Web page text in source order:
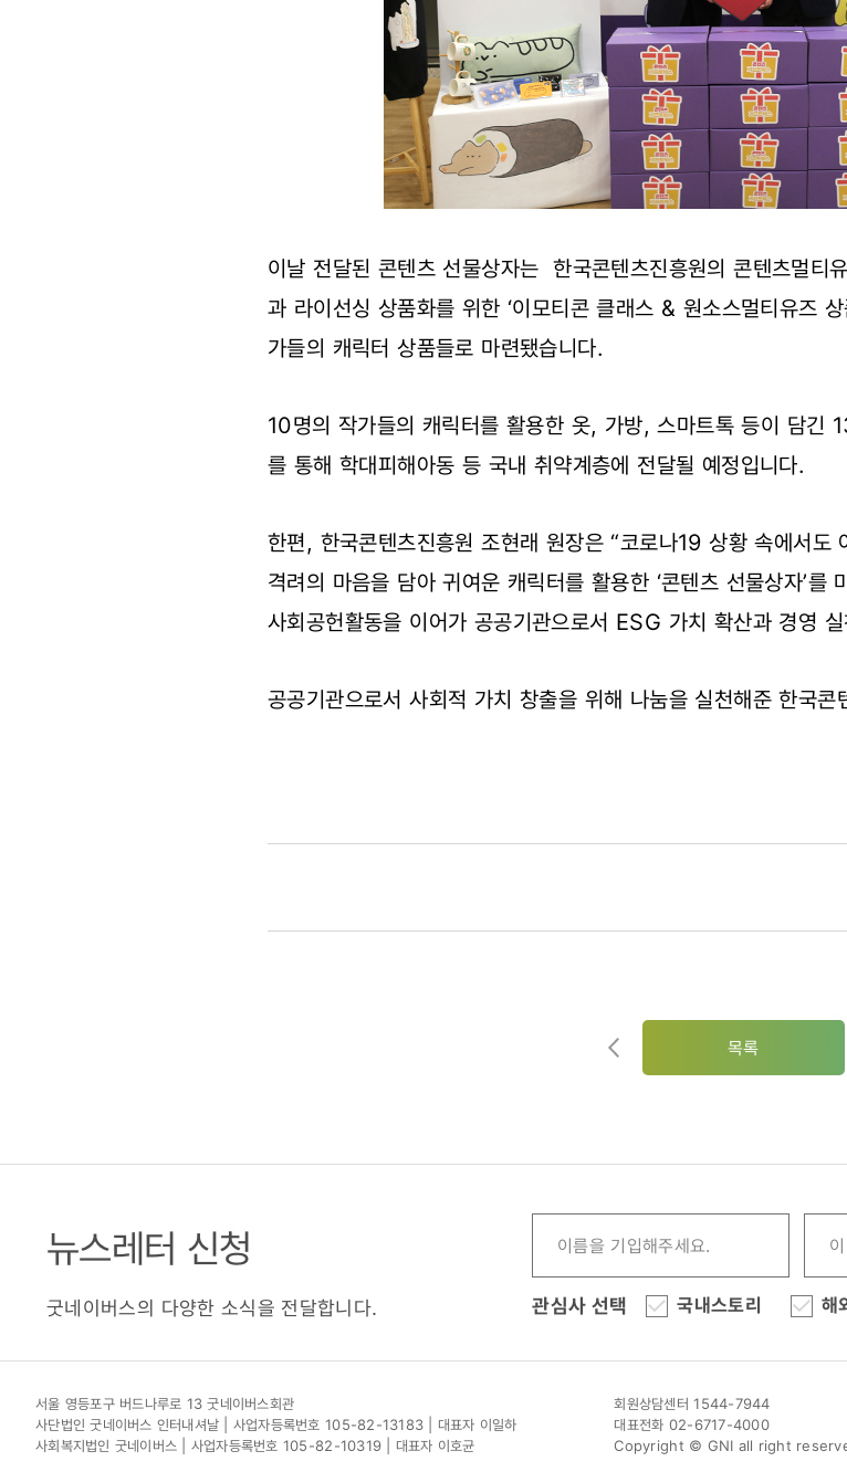
이날 전달된 콘텐츠 선물상자는 한국콘텐츠진흥원의 콘텐츠멀티
과 라이선싱 상품화를 위한 ‘이모티콘 클래스 & 원소스멀티유즈
가들의 캐릭터 상품들로 마련됐습니다.
10명의 작가들의 캐릭터를 활용한 옷, 가방, 스마트톡 등이 담긴
를 통해 학대피해아동 등 국내 취약계층에 전달될 예정입니다.
한편, 한국콘텐츠진흥원 조현래 원장은 “코로나19 상황 속에서도
격려의 마음을 담아 귀여운 캐릭터를 활용한 ‘콘텐츠 선물상자’를
사회공헌활동을 이어가 공공기관으로서 ESG 가치 확산과 경영
공공기관으로서 사회적 가치 창출을 위해 나눔을 실천해준 한국콘
목록
뉴스레터 신청
굿네이버스의 다양한 소식을 전달합니다. 관심사 선택 국내스토리 해
서울 영등포구 버드나루로 13 굿네이버스회관
사단법인 굿네이버스 인터내셔날 | 사업자등록번호 105-82-13183 | 대표자 이일하
사회복지법인 굿네이버스 | 사업자등록번호 105-82-10319 | 대표자 이호균
회원상담센터 1544-7944
대표전화 02-6717-4000
Copyright © GNI all right